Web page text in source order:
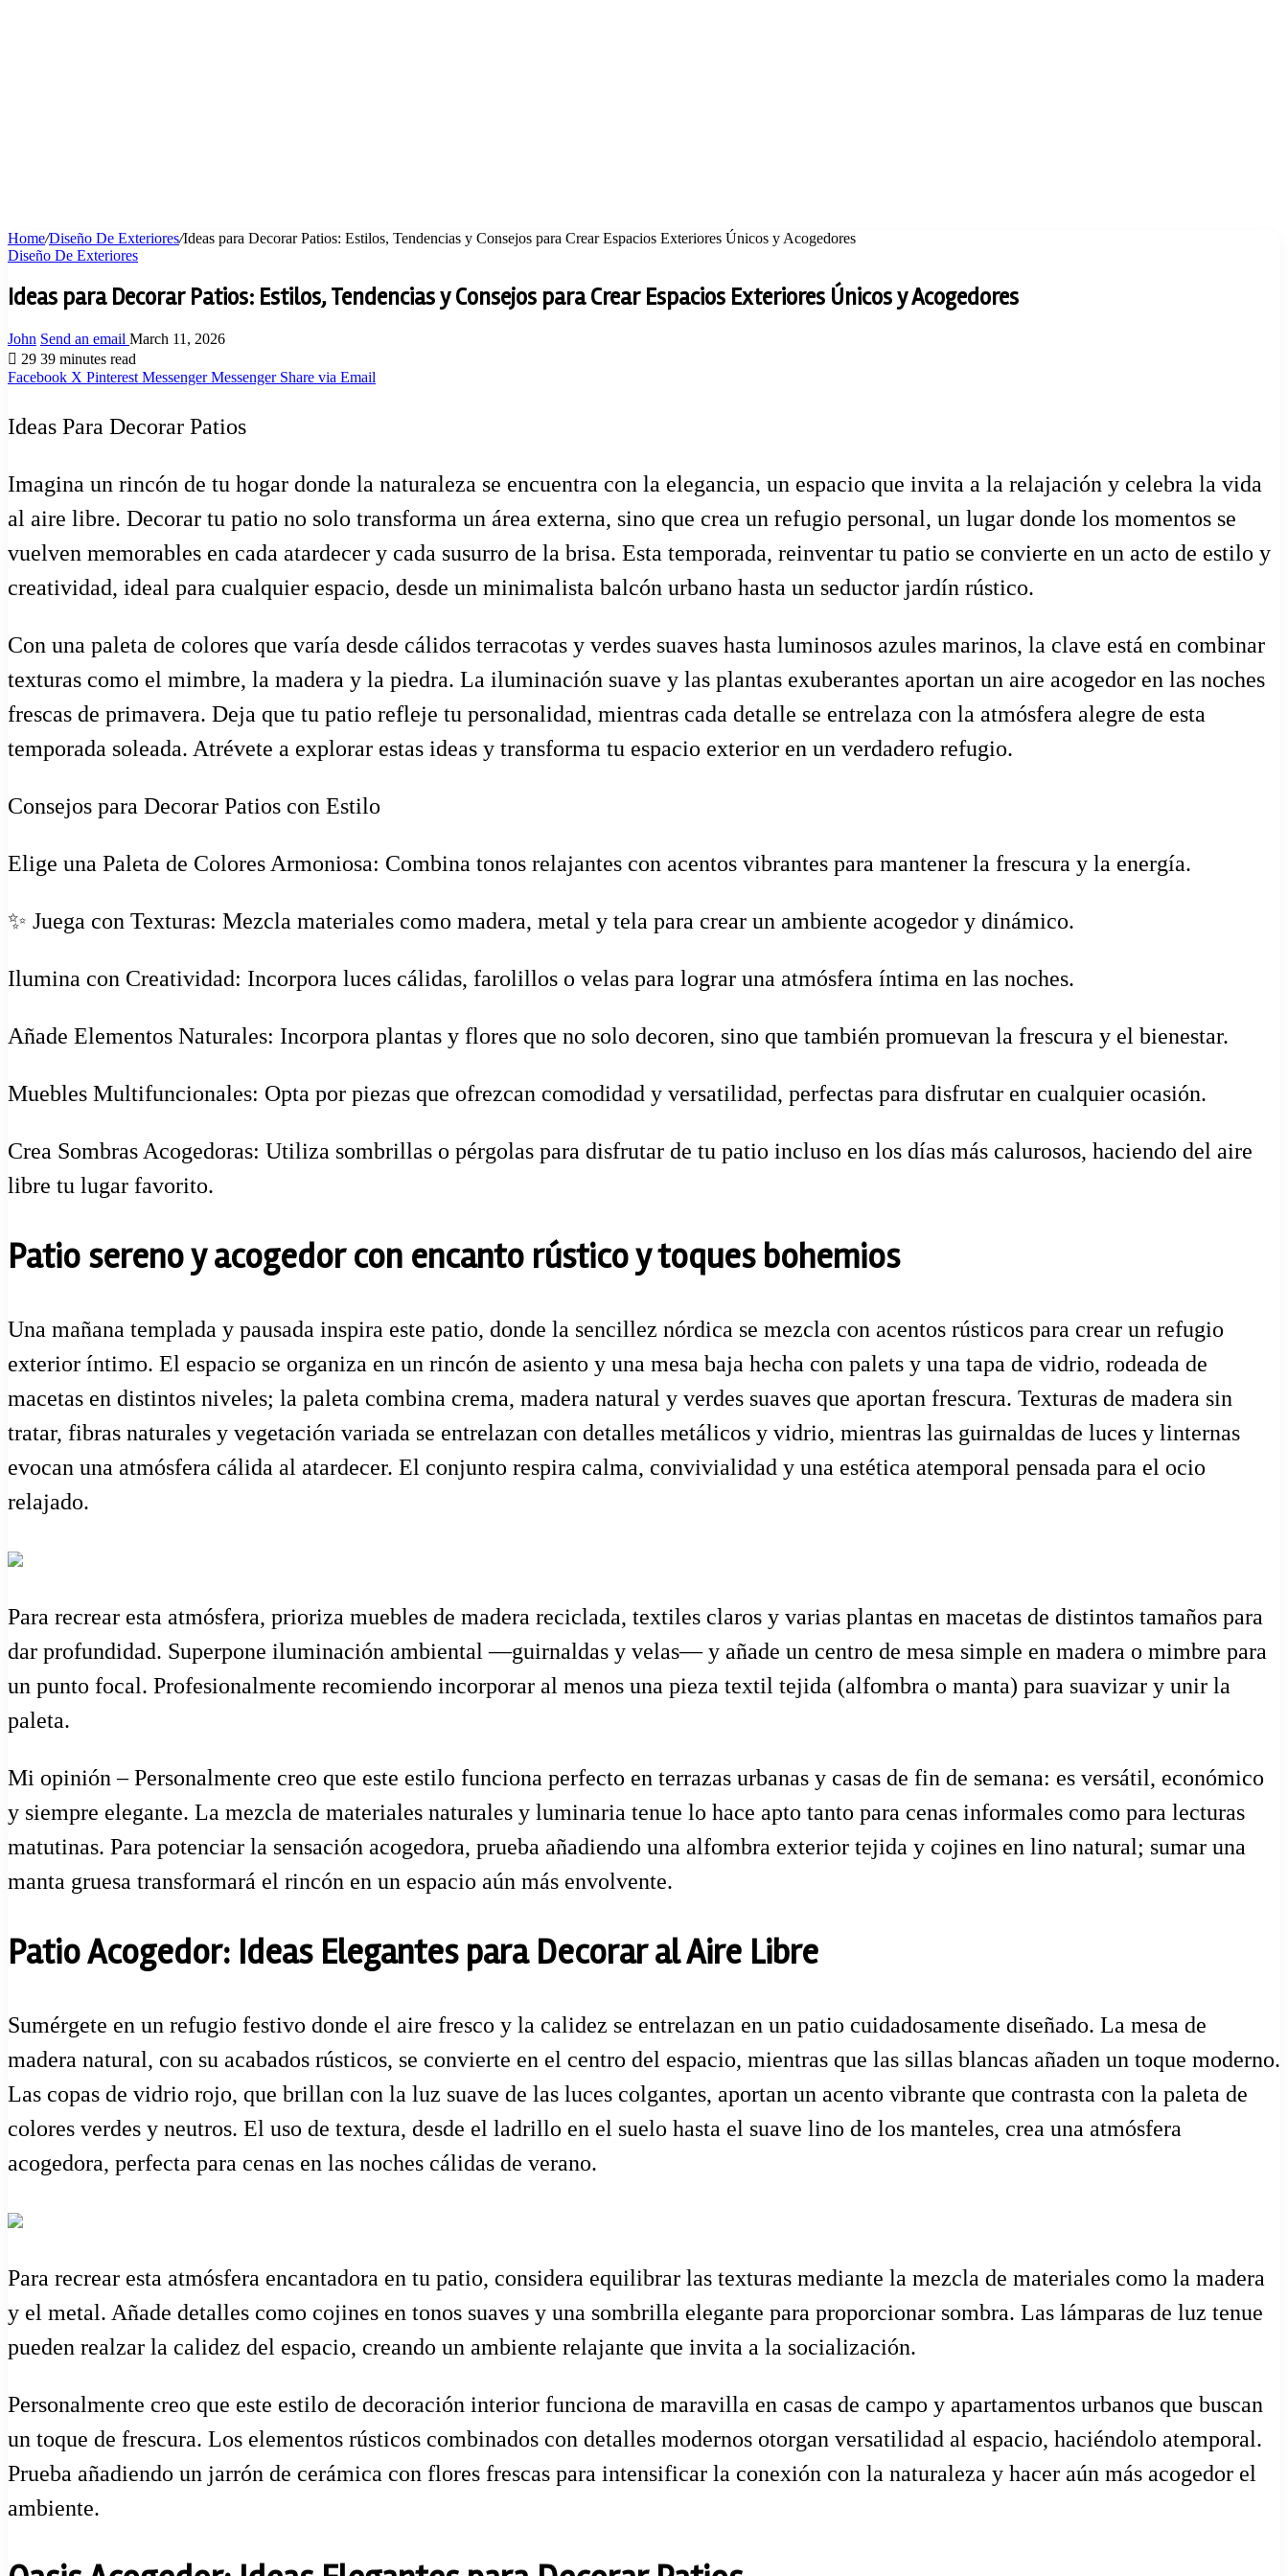
Home/Diseño De Exteriores/Ideas para Decorar Patios: Estilos, Tendencias y Consejos para Crear Espacios Exteriores Únicos y Acogedores
Diseño De Exteriores
Ideas para Decorar Patios: Estilos, Tendencias y Consejos para Crear Espacios Exteriores Únicos y Acogedores
John Send an email March 11, 2026
29 39 minutes read
Facebook X Pinterest Messenger Messenger Share via Email
Ideas Para Decorar Patios
Imagina un rincón de tu hogar donde la naturaleza se encuentra con la elegancia, un espacio que invita a la relajación y celebra la vida
al aire libre. Decorar tu patio no solo transforma un área externa, sino que crea un refugio personal, un lugar donde los momentos se
vuelven memorables en cada atardecer y cada susurro de la brisa. Esta temporada, reinventar tu patio se convierte en un acto de estilo y
creatividad, ideal para cualquier espacio, desde un minimalista balcón urbano hasta un seductor jardín rústico.
Con una paleta de colores que varía desde cálidos terracotas y verdes suaves hasta luminosos azules marinos, la clave está en combinar
texturas como el mimbre, la madera y la piedra. La iluminación suave y las plantas exuberantes aportan un aire acogedor en las noches
frescas de primavera. Deja que tu patio refleje tu personalidad, mientras cada detalle se entrelaza con la atmósfera alegre de esta
temporada soleada. Atrévete a explorar estas ideas y transforma tu espacio exterior en un verdadero refugio.
Consejos para Decorar Patios con Estilo
Elige una Paleta de Colores Armoniosa: Combina tonos relajantes con acentos vibrantes para mantener la frescura y la energía.
✨ Juega con Texturas: Mezcla materiales como madera, metal y tela para crear un ambiente acogedor y dinámico.
Ilumina con Creatividad: Incorpora luces cálidas, farolillos o velas para lograr una atmósfera íntima en las noches.
Añade Elementos Naturales: Incorpora plantas y flores que no solo decoren, sino que también promuevan la frescura y el bienestar.
Muebles Multifuncionales: Opta por piezas que ofrezcan comodidad y versatilidad, perfectas para disfrutar en cualquier ocasión.
Crea Sombras Acogedoras: Utiliza sombrillas o pérgolas para disfrutar de tu patio incluso en los días más calurosos, haciendo del aire
libre tu lugar favorito.
Patio sereno y acogedor con encanto rústico y toques bohemios
Una mañana templada y pausada inspira este patio, donde la sencillez nórdica se mezcla con acentos rústicos para crear un refugio
exterior íntimo. El espacio se organiza en un rincón de asiento y una mesa baja hecha con palets y una tapa de vidrio, rodeada de
macetas en distintos niveles; la paleta combina crema, madera natural y verdes suaves que aportan frescura. Texturas de madera sin
tratar, fibras naturales y vegetación variada se entrelazan con detalles metálicos y vidrio, mientras las guirnaldas de luces y linternas
evocan una atmósfera cálida al atardecer. El conjunto respira calma, convivialidad y una estética atemporal pensada para el ocio
relajado.
Para recrear esta atmósfera, prioriza muebles de madera reciclada, textiles claros y varias plantas en macetas de distintos tamaños para
dar profundidad. Superpone iluminación ambiental —guirnaldas y velas— y añade un centro de mesa simple en madera o mimbre para
un punto focal. Profesionalmente recomiendo incorporar al menos una pieza textil tejida (alfombra o manta) para suavizar y unir la
paleta.
Mi opinión – Personalmente creo que este estilo funciona perfecto en terrazas urbanas y casas de fin de semana: es versátil, económico
y siempre elegante. La mezcla de materiales naturales y luminaria tenue lo hace apto tanto para cenas informales como para lecturas
matutinas. Para potenciar la sensación acogedora, prueba añadiendo una alfombra exterior tejida y cojines en lino natural; sumar una
manta gruesa transformará el rincón en un espacio aún más envolvente.
Patio Acogedor: Ideas Elegantes para Decorar al Aire Libre
Sumérgete en un refugio festivo donde el aire fresco y la calidez se entrelazan en un patio cuidadosamente diseñado. La mesa de
madera natural, con su acabados rústicos, se convierte en el centro del espacio, mientras que las sillas blancas añaden un toque moderno.
Las copas de vidrio rojo, que brillan con la luz suave de las luces colgantes, aportan un acento vibrante que contrasta con la paleta de
colores verdes y neutros. El uso de textura, desde el ladrillo en el suelo hasta el suave lino de los manteles, crea una atmósfera
acogedora, perfecta para cenas en las noches cálidas de verano.
Para recrear esta atmósfera encantadora en tu patio, considera equilibrar las texturas mediante la mezcla de materiales como la madera
y el metal. Añade detalles como cojines en tonos suaves y una sombrilla elegante para proporcionar sombra. Las lámparas de luz tenue
pueden realzar la calidez del espacio, creando un ambiente relajante que invita a la socialización.
Personalmente creo que este estilo de decoración interior funciona de maravilla en casas de campo y apartamentos urbanos que buscan
un toque de frescura. Los elementos rústicos combinados con detalles modernos otorgan versatilidad al espacio, haciéndolo atemporal.
Prueba añadiendo un jarrón de cerámica con flores frescas para intensificar la conexión con la naturaleza y hacer aún más acogedor el
ambiente.